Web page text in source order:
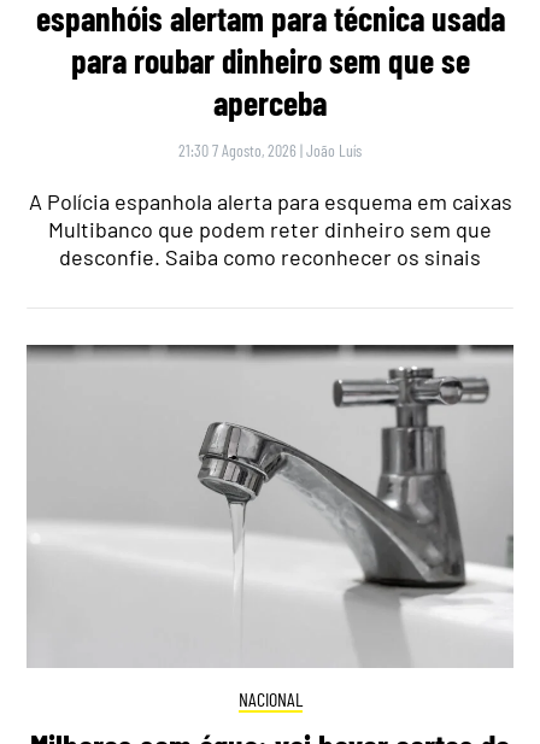
espanhóis alertam para técnica usada
para roubar dinheiro sem que se
aperceba
21:30 7 Agosto, 2026 |João Luís
A Polícia espanhola alerta para esquema em caixas
Multibanco que podem reter dinheiro sem que
desconfie. Saiba como reconhecer os sinais
NACIONAL